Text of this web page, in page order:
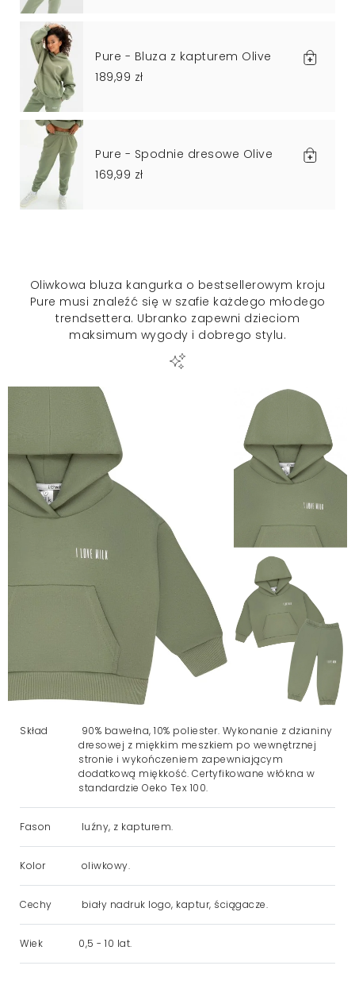
Pure - Bluza z kapturem Olive
189,99 zł
Pure - Spodnie dresowe Olive
169,99 zł
Oliwkowa bluza kangurka o bestsellerowym kroju
Pure musi znaleźć się w szafie każdego młodego
trendsettera. Ubranko zapewni dzieciom
maksimum wygody i dobrego stylu.
Skład
90% bawełna, 10% poliester. Wykonanie z dzianiny
dresowej z miękkim meszkiem po wewnętrznej
stronie i wykończeniem zapewniającym
dodatkową miękkość. Certyfikowane włókna w
standardzie Oeko Tex 100.
Fason luźny, z kapturem.
Kolor oliwkowy.
Cechy biały nadruk logo, kaptur, ściągacze.
Wiek 0,5 - 10 lat.